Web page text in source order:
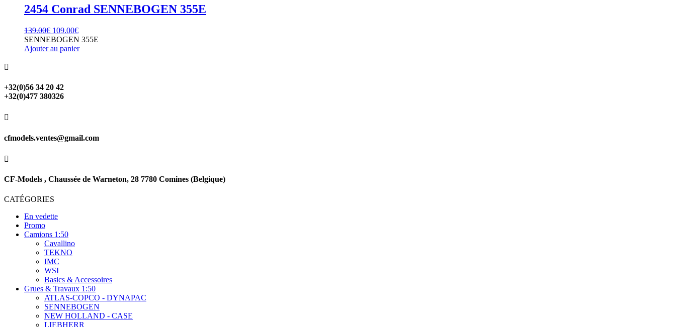
2454 Conrad SENNEBOGEN 355E
139.00€ Le
prix
initial
109.00€Le
prix
actuel
SENNEBOGEN 355E
Ajouter au panier

+32(0)56 34 20 42
+32(0)477 380326

cfmodels.ventes@gmail.com

CF-Models , Chaussée de Warneton, 28 7780 Comines (Belgique)
CATÉGORIES
En vedette
Promo
Camions 1:50
Cavallino
TEKNO
IMC
WSI
Basics & Accessoires
Grues & Travaux 1:50
ATLAS-COPCO - DYNAPAC
SENNEBOGEN
NEW HOLLAND - CASE
LIEBHERR